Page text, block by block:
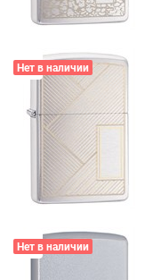
Нет в наличии
Нет в наличии